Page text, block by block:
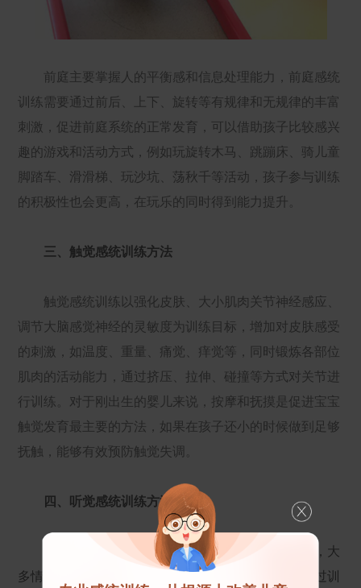
前庭主要掌握人的平衡感和信息处理能力，前庭感统
训练需要通过前后、上下、旋转等有规律和无规律的丰富
刺激，促进前庭系统的正常发育，可以借助孩子比较感兴
趣的游戏和活动方式，例如玩旋转木马、跳蹦床、骑儿童
脚踏车、滑滑梯、玩沙坑、荡秋千等活动，孩子参与训练
的积极性也会更高，在玩乐的同时得到能力提升。
三、触觉感统训练方法
触觉感统训练以强化皮肤、大小肌肉关节神经感应、
调节大脑感觉神经的灵敏度为训练目标，增加对皮肤感受
的刺激，如温度、重量、痛觉、痒觉等，同时锻炼各部位
肌肉的活动能力，通过挤压、拉伸、碰撞等方式对关节进
行训练。对于刚出生的婴儿来说，按摩和抚摸是促进宝宝
触觉发育最主要的方法，如果在孩子还小的时候做到足够
抚触，能够有效预防触觉失调。
四、听觉感统训练方法
听觉感统训练一般不只是单纯的对听力进行训练，大
多情况下，孩子的听、说、读、写是相互促进的，通过训